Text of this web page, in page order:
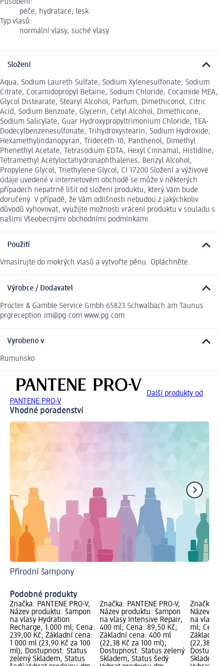
Působení:
péče, hydratace, lesk
Typ vlasů:
normální vlasy, suché vlasy
Složení
Aqua, Sodium Laureth Sulfate, Sodium Xylenesulfonate, Sodium
Citrate, Cocamidopropyl Betaine, Sodium Chloride, Cocamide MEA,
Glycol Distearate, Stearyl Alcohol, Parfum, Dimethiconol, Citric
Acid, Sodium Benzoate, Glycerin, Cetyl Alcohol, Dimethicone,
Sodium Salicylate, Guar Hydroxypropyltrimonium Chloride, TEA-
Dodecylbenzenesulfonate, Trihydroxystearin, Sodium Hydroxide,
Hexamethylindanopyran, Trideceth-10, Panthenol, Dimethyl
Phenethyl Acetate, Tetrasodium EDTA, Hexyl Cinnamal, Histidine,
Tetramethyl Acetyloctahydronaphthalenes, Benzyl Alcohol,
Propylene Glycol, Triethylene Glycol, CI 17200 Složení a výživové
údaje uvedené v internetovém obchodě se může v některých
případech nepatrně lišit od složení produktu, který Vám bude
doručený. V případě, že Vám odlišnosti nebudou z jakýchkoliv
důvodů vyhovovat, využijte možnosti vrácení produktu v souladu s
našimi Všeobecnými obchodními podmínkami.
Použití
Vmasírujte do mokrých vlasů a vytvořte pěnu. Opláchněte.
Výrobce / Dodavatel
Procter & Gamble Service Gmbh 65823 Schwalbach am Taunus
prgreception.im@pg.com www.pg.com
Vyrobeno v
Rumunsko
Další produkty od
PANTENE PRO-V
Vhodné poradenství
Přírodní šampony
Podobné produkty
Značka: PANTENE PRO-V;
Název produktu: šampon
na vlasy Hydration
Recharge, 1 000 ml; Cena:
239,00 Kč; Základní cena:
1 000 ml (23,90 Kč za 100
ml); Dostupnost: Status
zelený Skladem, Status
Značka: PANTENE PRO-V;
Název produktu: šampon
na vlasy Intensive Repair,
400 ml; Cena: 89,50 Kč;
Základní cena: 400 ml
(22,38 Kč za 100 ml);
Dostupnost: Status zelený
Skladem, Status šedý
Značka:
Název
na vlasy
ml;
(22,38